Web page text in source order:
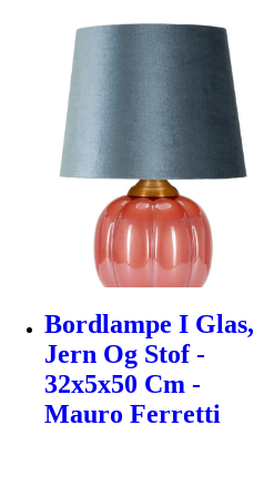
Bordlampe I Glas,
Jern Og Stof -
32x5x50 Cm -
Mauro Ferretti